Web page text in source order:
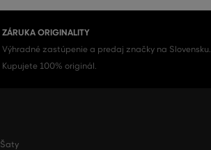
ZÁRUKA ORIGINALITY
Výhradné zastúpenie a predaj značky na Slovensku.
Kupujete 100% originál.
Šaty